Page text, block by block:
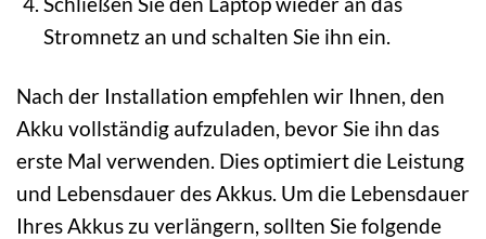
Stromnetz an und schalten Sie ihn ein.
Nach der Installation empfehlen wir Ihnen, den
Akku vollständig aufzuladen, bevor Sie ihn das
erste Mal verwenden. Dies optimiert die Leistung
und Lebensdauer des Akkus. Um die Lebensdauer
Ihres Akkus zu verlängern, sollten Sie folgende